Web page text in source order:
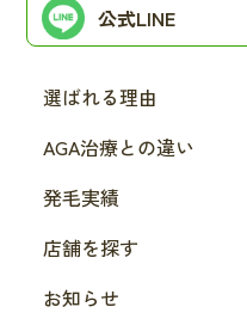
公式LINE
選ばれる理由
AGA治療との違い
発毛実績
店舗を探す
お知らせ